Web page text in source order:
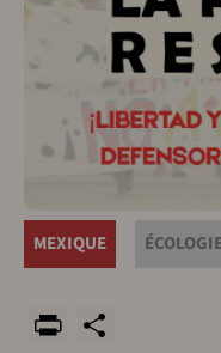
MEXIQUE